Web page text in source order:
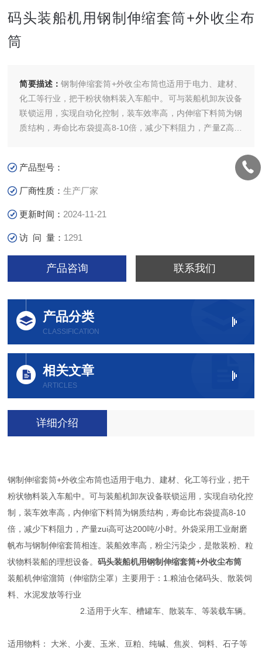
码头装船机用钢制伸缩套筒+外收尘布
筒
简要描述：钢制伸缩套筒+外收尘布筒也适用于电力、建材、
化工等行业，把干粉状物料装入车船中。可与装船机卸灰设备
联锁运用，实现自动化控制，装车效率高，内伸缩下料筒为钢
质结构，寿命比布袋提高8-10倍，减少下料阻力，产量Z高可
装船效率高，粉尘污染少，是散装粉、粒状物料装船的理想设
备。码头装船机用钢制伸缩套筒+外收尘布筒
产品型号：
厂商性质：生产厂家
更新时间： 2024-11-21
访 问 量： 1291
产品咨询 联系我们
产品分类
CLASSIFICATION
相关文章
ARTICLES
详细介绍
钢制伸缩套筒+外收尘布筒也适用于电力、建材、化工等行业，把干
粉状物料装入车船中。可与装船机卸灰设备联锁运用，实现自动化控
制，装车效率高，内伸缩下料筒为钢质结构，寿命比布袋提高8-10
倍，减少下料阻力，产量zui高可达200吨/小时。外袋采用工业耐磨
帆布与钢制伸缩套筒相连。装船效率高，粉尘污染少，是散装粉、粒
状物料装船的理想设备。码头装船机用钢制伸缩套筒+外收尘布筒
装船机伸缩溜筒（伸缩防尘罩）主要用于：1.粮油仓储码头、散装饲
料、水泥发放等行业
2.适用于火车、槽罐车、散装车、等装载车辆。
适用物料： 大米、小麦、玉米、豆粕、纯碱、焦炭、饲料、石子等